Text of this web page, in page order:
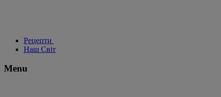
Рецепти
Наш Світ
Menu